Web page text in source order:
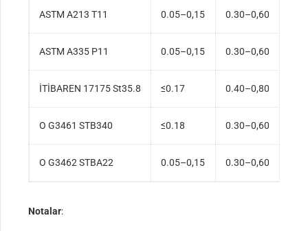
ASTM A213 T11 0.05–0,15 0.30–0,60
ASTM A335 P11 0.05–0,15 0.30–0,60
İTİBAREN 17175 St35.8 ≤0.17 0.40–0,80
O G3461 STB340 ≤0.18 0.30–0,60
O G3462 STBA22 0.05–0,15 0.30–0,60
Notalar: